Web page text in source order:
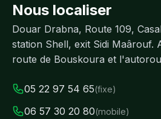
Nous localiser
Douar Drabna, Route 109,
station Shell, exit Sidi Maârouf.
route de Bouskoura et
05 22 97 54 65(fixe)
06 57 30 20 80(mobile)